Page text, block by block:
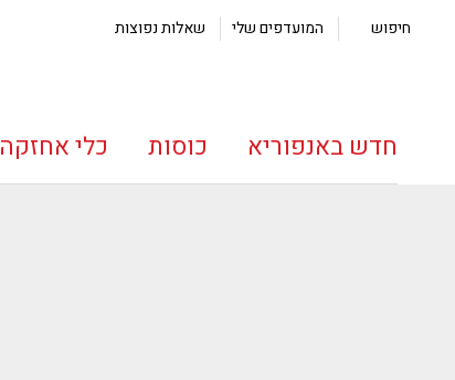
חיפוש המועדפים שלי שאלות נפוצות
חדש באנפוריא כוסות כלי אחזקה